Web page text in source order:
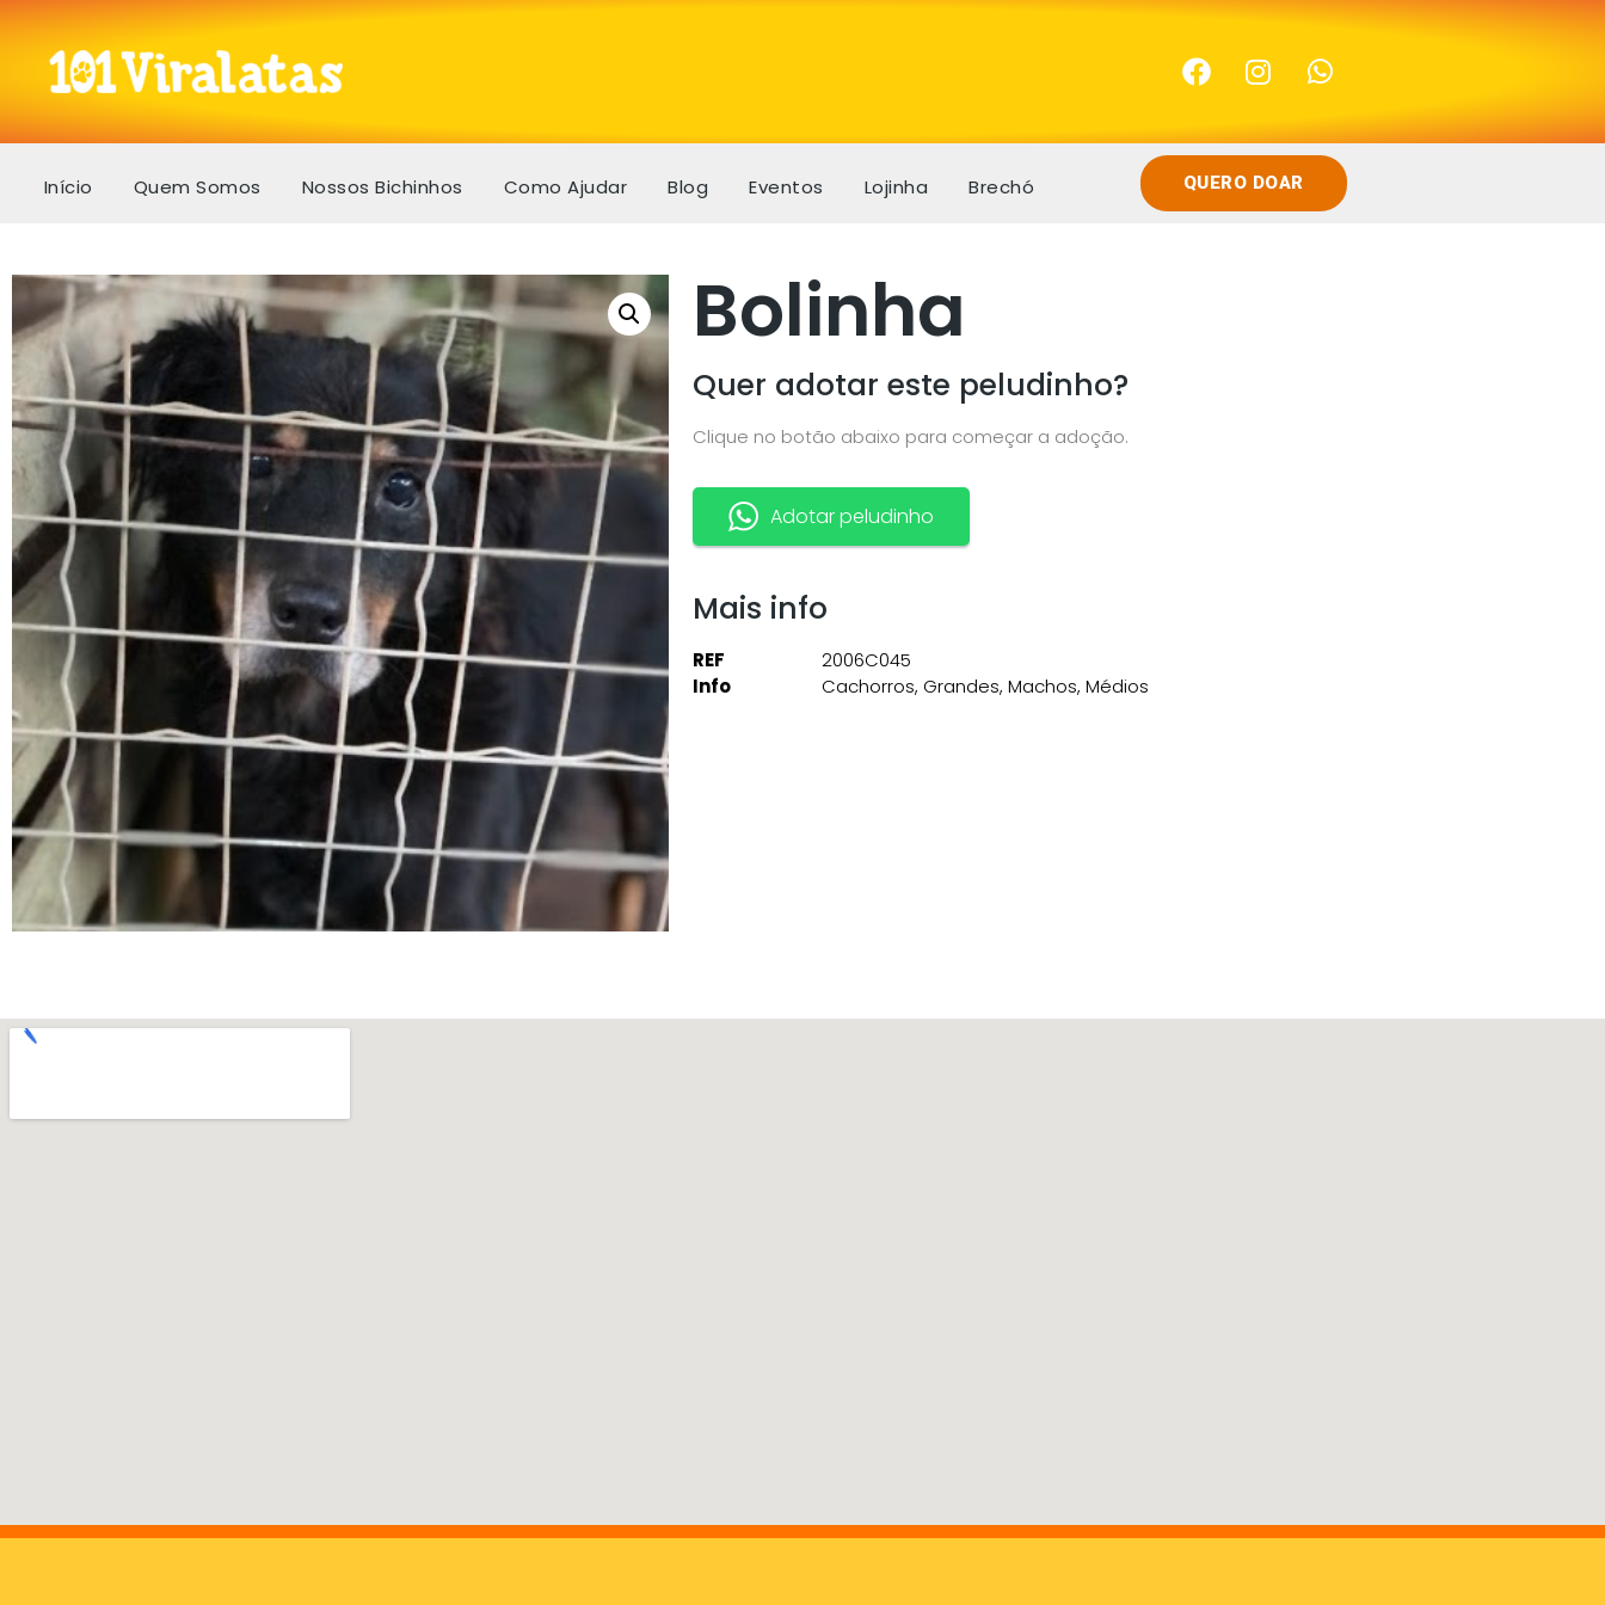
Início Quem Somos Nossos Bichinhos Como Ajudar Blog Eventos Lojinha Brechó QUERO DOAR
Bolinha
Quer adotar este peludinho?
Clique no botão abaixo para começar a adoção.
Adotar peludinho
Mais info
REF
2006C045
Info
Cachorros, Grandes, Machos, Médios